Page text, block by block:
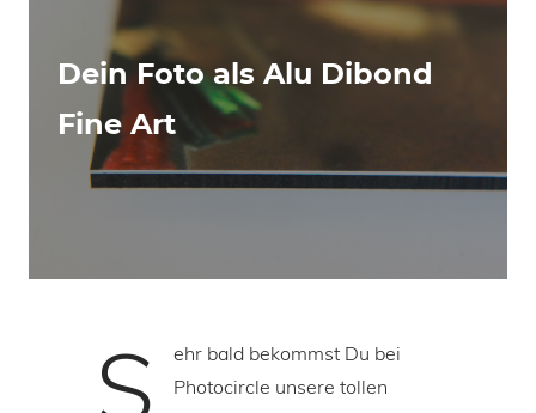
Dein Foto als Alu Dibond
Fine Art
S
ehr bald bekommst Du bei
Photocircle unsere tollen